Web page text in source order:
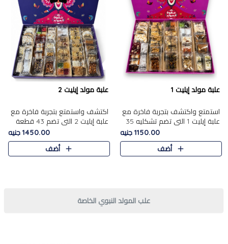
علبة مولد إيليت 1
استمتع واكتشف بتجربة فاخرة مع
علبة إيليت 1 التي تضم تشكليه 35
قطعة من أرقى حلويات المولد
المصري الأصيلة ,معروضة بشكل
جميل في علبة أنيقة ، في..
1150.00 جنيه
أضف
علبة مولد إيليت 2
اكتشف واستمتع بتجربة فاخرة مع
علبة إيليت 2 التي تضم 43 قطعة
تشكيلة من أرقى حلويات المولد
الشرقية المصرية الأصيلة ,معروضة
بشكل جميل في علبة أ..
1450.00 جنيه
أضف
علب المولد النبوي الخاصة